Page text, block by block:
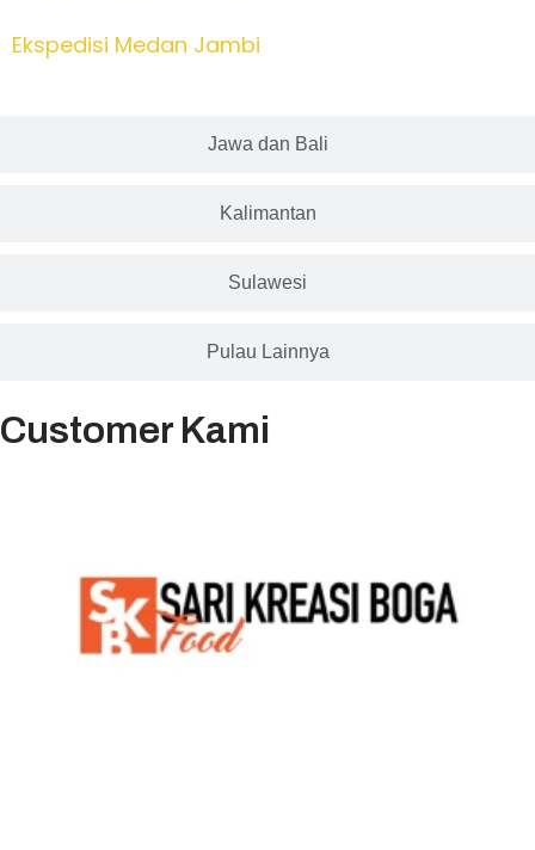
Jawa dan Bali
Kalimantan
Sulawesi
Pulau Lainnya
Ekspedisi Medan Jambi
Customer Kami